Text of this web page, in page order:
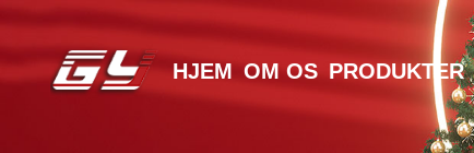
HJEM OM OS PRODUKTER